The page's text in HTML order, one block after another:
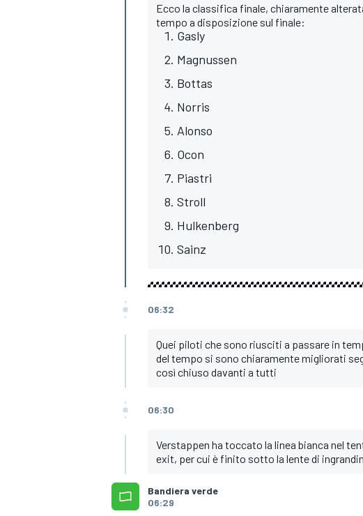
ENDURANCE/GT
Ecco la classifica finale, chiaramente
tempo a disposizione sul finale:
Gasly
Magnussen
Bottas
Norris
Alonso
Ocon
Piastri
Stroll
Hulkenberg
Sainz
06:32
Quei piloti che sono riusciti a passare in
del tempo si sono chiaramente migliorati
così chiuso davanti a tutti
06:30
Verstappen ha toccato la linea bianca nel
exit, per cui è finito sotto la lente di
Bandiera verde
06:29